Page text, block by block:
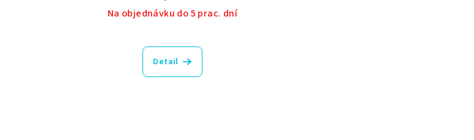
Na objednávku do 5 prac. dní
Detail